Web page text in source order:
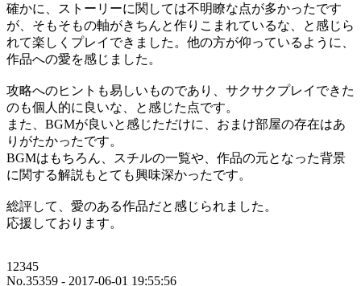
確かに、ストーリーに関しては不明瞭な点が多かったです
が、そもそもの軸がきちんと作りこまれているな、と感じら
れて楽しくプレイできました。他の方が仰っているように、
作品への愛を感じました。
攻略へのヒントも易しいものであり、サクサクプレイできた
のも個人的に良いな、と感じた点です。
また、BGMが良いと感じただけに、おまけ部屋の存在はあ
りがたかったです。
BGMはもちろん、スチルの一覧や、作品の元となった背景
に関する解説もとても興味深かったです。
総評して、愛のある作品だと感じられました。
応援しております。
12345
No.35359 - 2017-06-01 19:55:56